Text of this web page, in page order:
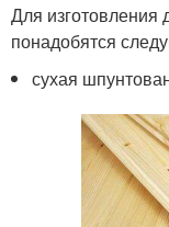
Для изготовления
понадобятся
сухая